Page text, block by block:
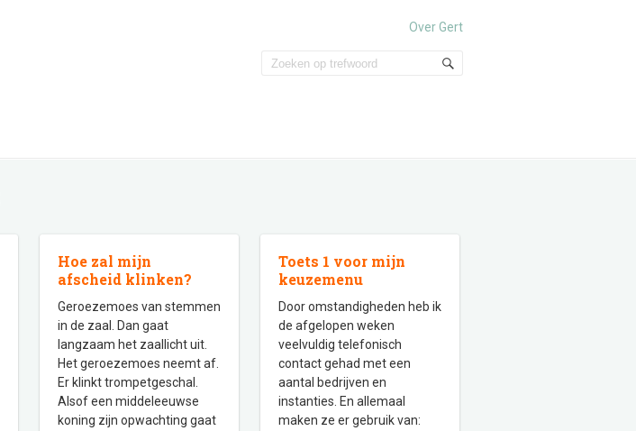
Over Gert
Hoe zal mijn
afscheid klinken?
Geroezemoes van stemmen
in de zaal. Dan gaat
langzaam het zaallicht uit.
Het geroezemoes neemt af.
Er klinkt trompetgeschal.
Alsof een middeleeuwse
koning zijn opwachting gaat
Toets 1 voor mijn
keuzemenu
Door omstandigheden heb ik
de afgelopen weken
veelvuldig telefonisch
contact gehad met een
aantal bedrijven en
instanties. En allemaal
maken ze er gebruik van: